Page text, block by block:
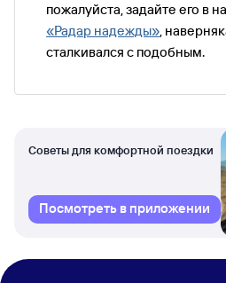
пожалуйста, задайте его в
«Радар надежды»,
сталкивался с подобным.
Советы для комфортной поездки
Посмотреть в приложении